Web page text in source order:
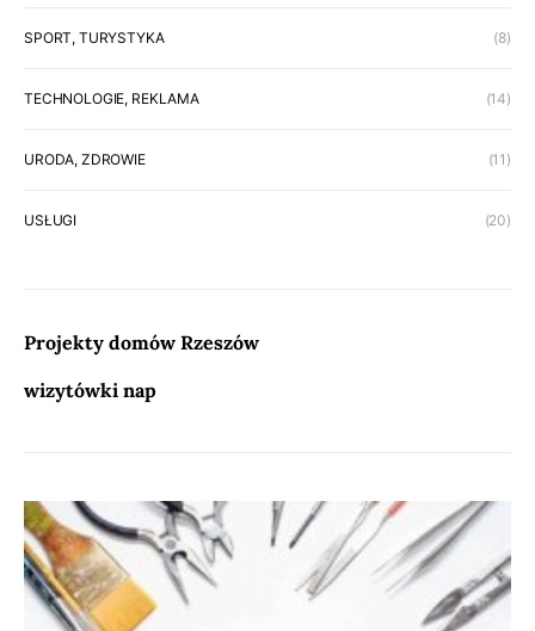
SPORT, TURYSTYKA (8)
TECHNOLOGIE, REKLAMA (14)
URODA, ZDROWIE (11)
USŁUGI (20)
Projekty domów Rzeszów
wizytówki nap